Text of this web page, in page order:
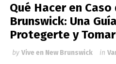
Qué Hacer en
Brunswick: Una
Protegerte y
by Vive en New Brunswick in